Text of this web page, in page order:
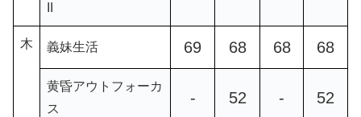
木 義妹生活 69 68 68 68
黄昏アウトフォーカ
ス
- 52 - 52